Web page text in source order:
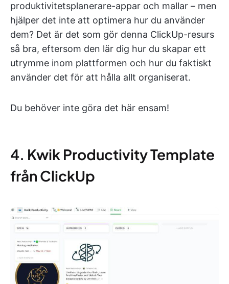
produktivitetsplanerare-appar och mallar – men
hjälper det inte att optimera hur du använder
dem? Det är det som gör denna ClickUp-resurs
så bra, eftersom den lär dig hur du skapar ett
utrymme inom plattformen och hur du faktiskt
använder det för att hålla allt organiserat.
Du behöver inte göra det här ensam!
4. Kwik Productivity Template
från ClickUp